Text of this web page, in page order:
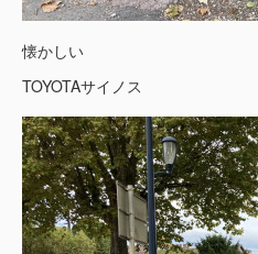
懐かしい
TOYOTAサイノス